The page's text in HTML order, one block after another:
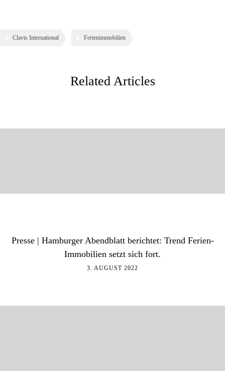
Clavis International Ferienimmobilien
Related Articles
Presse | Hamburger Abendblatt berichtet: Trend Ferien-
Immobilien setzt sich fort.
3. AUGUST 2022